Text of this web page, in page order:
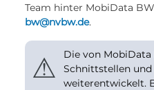
Team hinter MobiData
bw@nvbw.de.
⚠
Die von
Schnittstellen
weiterentwickelt.